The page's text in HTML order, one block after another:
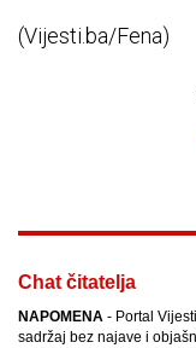
(Vijesti.ba/Fena)
Chat čitatelja
NAPOMENA - Portal
sadržaj bez najave i